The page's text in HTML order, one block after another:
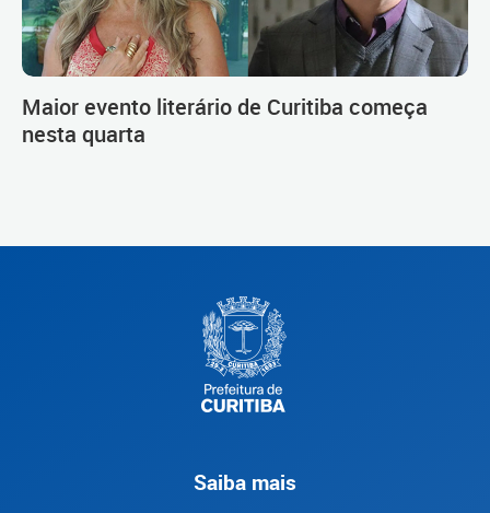
Maior evento literário de Curitiba começa
nesta quarta
Saiba mais